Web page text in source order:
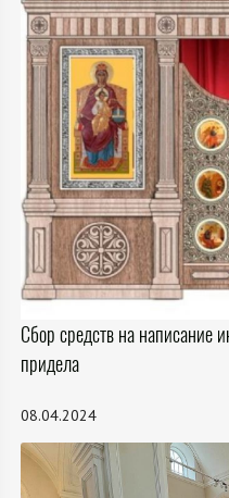
Сбор средств на написание
придела
08.04.2024